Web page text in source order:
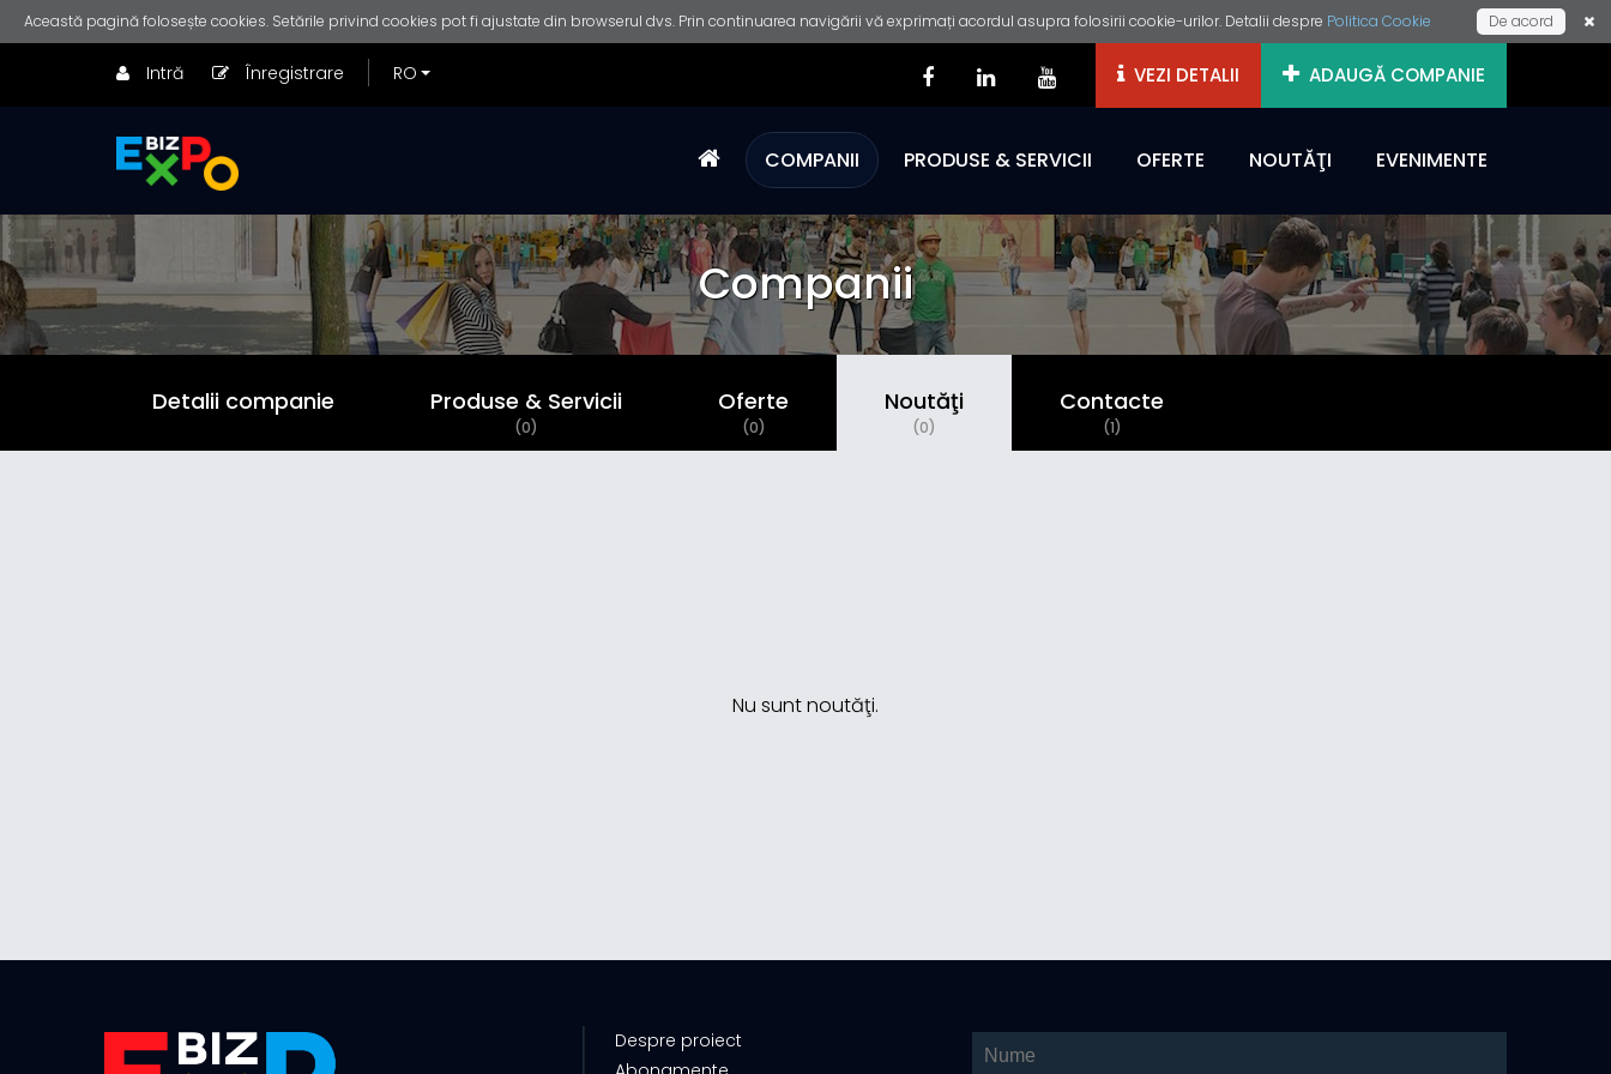
Această pagină folosește cookies. Setările privind cookies pot fi ajustate din browserul dvs. Prin continuarea navigării vă exprimați acordul asupra folosirii cookie-urilor. Detalii despre Politica Cookie De acord
Intră Înregistrare VEZI DETALII ADAUGĂ COMPANIE
COMPANII PRODUSE & SERVICII OFERTE NOUTĂŢI EVENIMENTE
Companii
Detalii companie Produse & Servicii
(0)
Oferte
(0)
Noutăţi
(0)
Contacte
(1)
Nu sunt noutăţi.
Despre proiect